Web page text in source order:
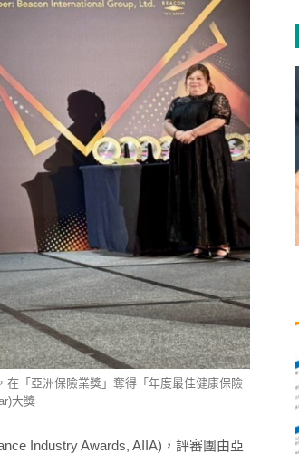
在「亞洲保險業獎」奪得「年度最佳健康保險
大獎
Industry Awards, AIIA)，評審團由亞